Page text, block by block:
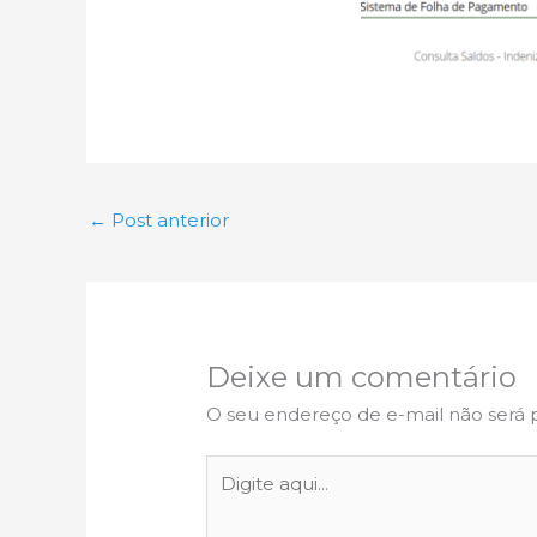
← Post anterior
Deixe um comentário
O seu endereço de e-mail não será
aqui...